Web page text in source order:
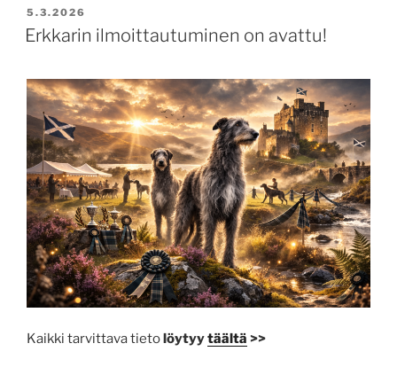
POSTED
ON
5.3.2026
Erkkarin ilmoittautuminen on avattu!
Kaikki tarvittava tietolöytyytäältä >>